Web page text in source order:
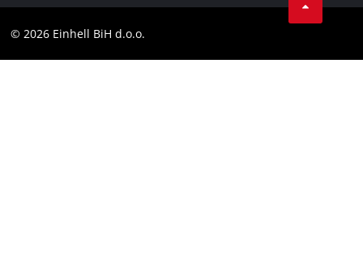
Compliance
YouТube
© 2026 Einhell BiH d.o.o.